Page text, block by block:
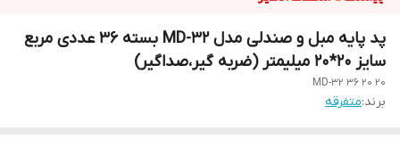
پد پایه مبل و صندلی مدل MD-32 بسته 36 عددی مربع
سایز 20*20 میلیمتر (ضربه گیر،صداگیر)
MD-32 36 20 20
برند:متفرقه